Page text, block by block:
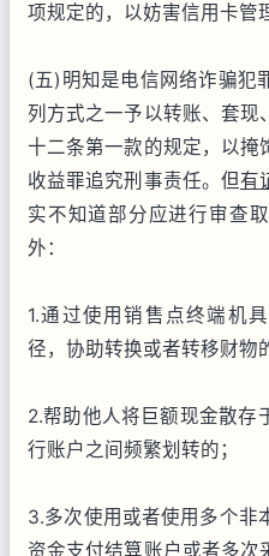
项规定的，以妨害信用卡管
(五)明知是电信网络诈骗犯
列方式之一予以转账、套现
十二条第一款的规定，以掩
收益罪追究刑事责任。但有
实不知道部分应进行审查
外：
1.通过使用销售点终端机
径，协助转换或者转移财物
2.帮助他人将巨额现金散存
行账户之间频繁划转的；
3.多次使用或者使用多个非
资金支付结算账户或者多次